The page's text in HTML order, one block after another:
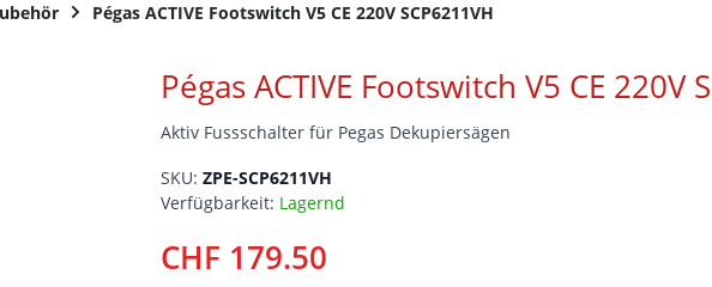
Pégas ACTIVE Footswitch V5 CE 220V SCP6211VH
Pégas ACTIVE Footswitch V5 CE 220V
Aktiv Fussschalter für Pegas Dekupiersägen
SKU: ZPE-SCP6211VH
Verfügbarkeit: Lagernd
CHF 179.50